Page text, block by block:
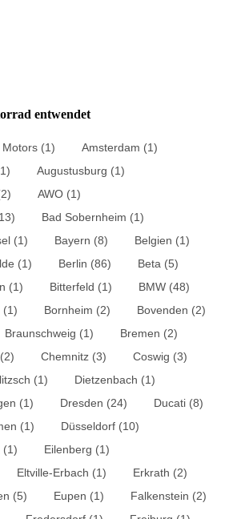
entwendet
Motors (1) Amsterdam (1)
Augustusburg (1)
AWO (1)
Bad Sobernheim (1)
(1) Bayern (8) Belgien (1)
(1) Berlin (86) Beta (5)
(1) Bitterfeld (1) BMW (48)
(1) Bornheim (2) Bovenden (2)
Braunschweig (1) Bremen (2)
(2) Chemnitz (3) Coswig (3)
(1) Dietzenbach (1)
(1) Dresden (24) Ducati (8)
(1) Düsseldorf (10)
(1) Eilenberg (1)
Eltville-Erbach (1) Erkrath (2)
(5) Eupen (1) Falkenstein (2)